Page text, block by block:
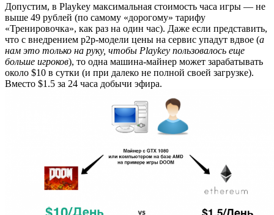
Допустим, в Playkey максимальная стоимость часа игры — не
выше 49 рублей (по самому «дорогому» тарифу
«Тренировочка», как раз на один час). Даже если представить,
что с внедрением p2p-модели цены на сервис упадут вдвое (а
нам это только на руку, чтобы Playkey пользовалось еще
больше игроков), то одна машина-майнер может зарабатывать
около $10 в сутки (и при далеко не полной своей загрузке).
Вместо $1.5 за 24 часа добычи эфира.